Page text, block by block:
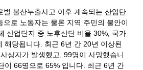
벌 불산누출사고 이후 계속되는 산업단
으로 노동자는 물론 지역 주민의 불안이
산업단지 중 노후산단 비율30%, 국가
해당됩니다 최근6년 간 20년 이상된
상자가 발생했고 , 99명이사망했습니
이66명으로65% 입니다 최근6년 간